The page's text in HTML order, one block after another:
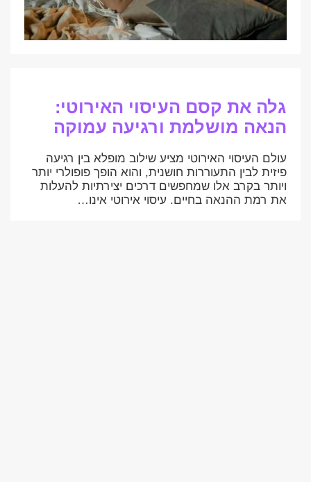
גלה את קסם העיסוי האירוטי:
הנאה מושלמת ורגיעה עמוקה
עולם העיסוי האירוטי מציע שילוב מופלא בין רגיעה
פיזית לבין התעוררות חושנית, והוא הופך פופולרי יותר
ויותר בקרב אלו שמחפשים דרכים יצירתיות להעלות
את רמת ההנאה בחיים. עיסוי אירוטי אינו…